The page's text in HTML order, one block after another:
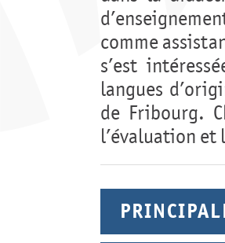
comme
s’est
langues
de Fribourg.
l’évaluation et